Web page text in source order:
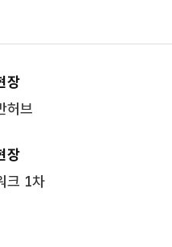
장
허브
장
크 1차